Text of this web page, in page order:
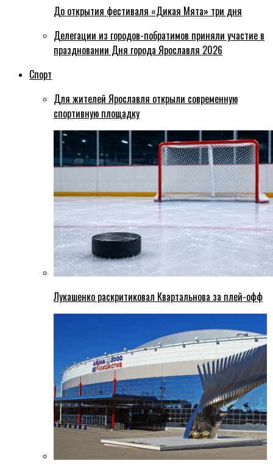
До открытия фестиваля «Дикая Мята» три дня
Делегации из городов-побратимов приняли участие в
праздновании Дня города Ярославля 2026
Спорт
Для жителей Ярославля открыли современную
спортивную площадку
Лукашенко раскритиковал Квартальнова за плей-офф